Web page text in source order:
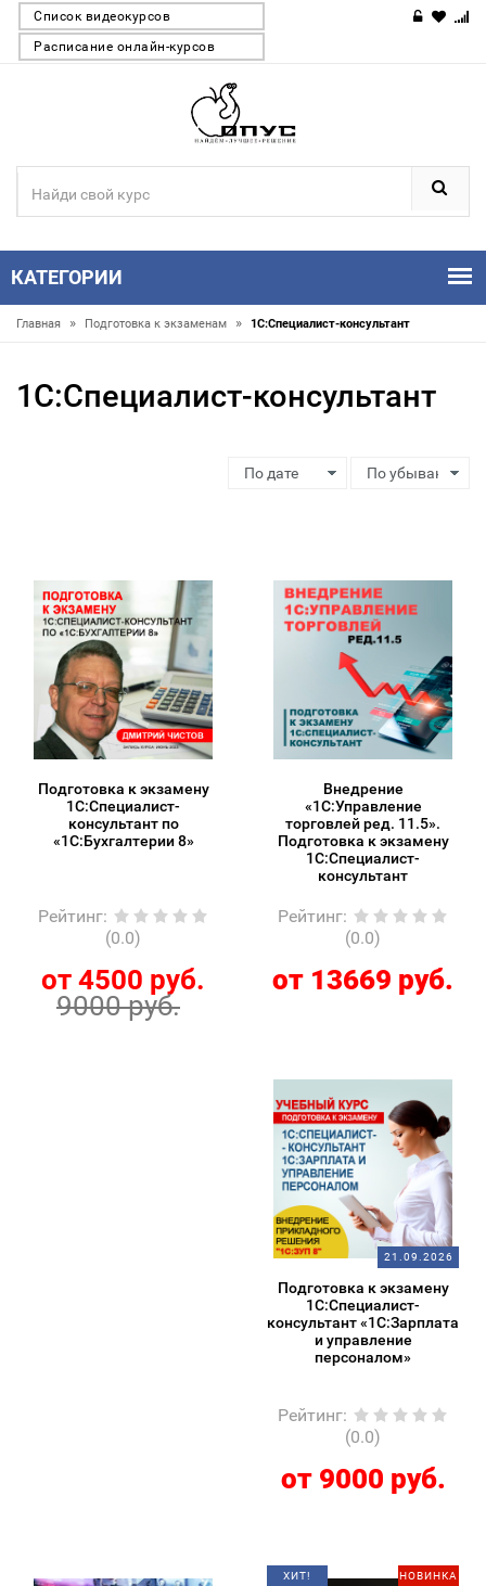
Список видеокурсов
Расписание онлайн-курсов
КАТЕГОРИИ
Главная » Подготовка к экзаменам » 1С:Специалист-консультант
1С:Специалист-консультант
Подготовка к экзамену
1С:Специалист-
консультант по
«1С:Бухгалтерии 8»
Рейтинг:
(0.0)
от 4500 руб.
9000 руб.
Внедрение
«1С:Управление
торговлей ред. 11.5».
Подготовка к экзамену
1С:Специалист-
консультант
Рейтинг:
(0.0)
от 13669 руб.
21.09.2026
Подготовка к экзамену
1С:Специалист-
консультант «1С:Зарплата
и управление
персоналом»
Рейтинг:
(0.0)
от 9000 руб.
НОВИНКА
ХИТ!